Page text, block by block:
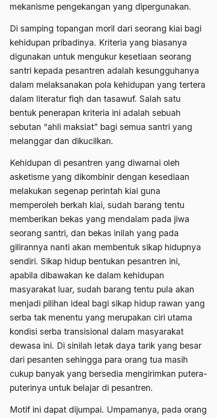
mekanisme pengekangan yang dipergunakan.
Di samping topangan moril dari seorang kiai bagi
kehidupan pribadinya. Kriteria yang biasanya
digunakan untuk mengukur kesetiaan seorang
santri kepada pesantren adalah kesungguhanya
dalam melaksanakan pola kehidupan yang tertera
dalam literatur fiqh dan tasawuf. Salah satu
bentuk penerapan kriteria ini adalah sebuah
sebutan “ahli maksiat” bagi semua santri yang
melanggar dan dikucilkan.
Kehidupan di pesantren yang diwarnai oleh
asketisme yang dikombinir dengan kesediaan
melakukan segenap perintah kiai guna
memperoleh berkah kiai, sudah barang tentu
memberikan bekas yang mendalam pada jiwa
seorang santri, dan bekas inilah yang pada
gilirannya nanti akan membentuk sikap hidupnya
sendiri. Sikap hidup bentukan pesantren ini,
apabila dibawakan ke dalam kehidupan
masyarakat luar, sudah barang tentu pula akan
menjadi pilihan ideal bagi sikap hidup rawan yang
serba tak menentu yang merupakan ciri utama
kondisi serba transisional dalam masyarakat
dewasa ini. Di sinilah letak daya tarik yang besar
dari pesanten sehingga para orang tua masih
cukup banyak yang bersedia mengirimkan putera-
puterinya untuk belajar di pesantren.
Motif ini dapat dijumpai. Umpamanya, pada orang
Aktivis
akulturasi
akulturasi budaya
Al Asnawi
al qaeda
Al-Azhar
Al-Ikhwanul Muslimin
al-Khalil Ibnu Ahmad al-Farahidi
Al-Maududi
al-quran
Alexander Solzhenitsyin
Ali Khomeini
Ali Murtopo
Ali Shariati
Ali Sidikin
Ali Syahbana
Aliran AHmadiyah
Aliran Kepercayaan
Alistair Cook